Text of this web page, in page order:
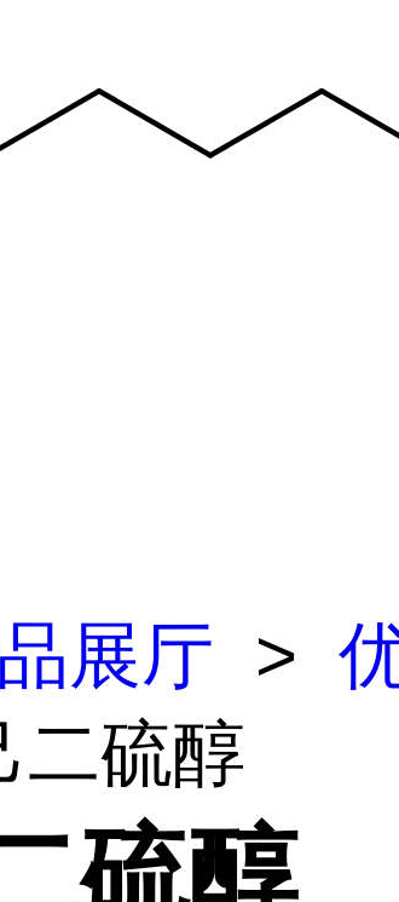
展厅 >
二硫醇
硫醇